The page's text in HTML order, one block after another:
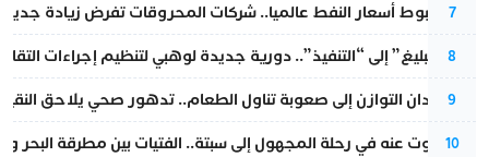
7
رغم هبوط أسعار النفط عالميا.. شركات المحروقات تفرض زيادة
8
من “التبليغ” إلى “التنفيذ”.. دورية جديدة لوهبي لتنظيم إجراءات
9
من فقدان التوازن إلى صعوبة تناول الطعام.. تدهور صحي يلاحق النقيب
10
المسكوت عنه في رحلة المجهول إلى سبتة.. الفتيات بين مطرقة البحر